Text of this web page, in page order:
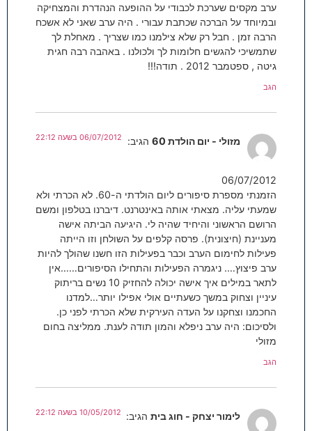
ערב מקסים שערכת לכבודי על ההופעה הנהדרת והמצחיקה
ובמיוחד על הברכה שכתבת עבורי . היה ערב שאני לא אשכח
הרבה זמן . חבל רק שלא צילמנו כמו שצריך . מאחלת לך
שתמשיכי להגשים חלומות לך ולכולנו . באהבה רבה חגית
גיטה , ספטמבר 2012 . תודה!!!
הגב
מזולי - יום הולדת 60 הגיב: 06/07/2012 בשעה 22:12
06/07/2012
הזמנתי מספרת סיפורים ליום הולדתי ה-60. לא הכרתי ולא
שמעתי עליה. מצאתי אותה באינטרנט. דיברנו בטלפון ומשם
הרושם הראשוני והיחיד שהיה לי. היגיעה הביתה אישה
מעניינת (חיצונית). פרסה קלפים על השולחן וזו הייתה
פעילות לחימום הערב וכבר בפעילות הזו חשנו שהולך להיות
ערב פיצוץ…. ניגמרה הפעילות והתחילו הסיפורים……אין
לתאר במילים איך אישה יכולה להחזיק 10 נשים בריתוק
עיניין וצחוק במשך כשעתיים אולי אפילו יותר…למדנו
החכמנו וצחקנו על העדה העירקית שלא הכרתי לפני כן.
ולסיכום: היה ערב ניפלא והמון תודה לענת. ממליצה בחום
מזולי
הגב
לימור יצחק - חוג בית הגיב: 10/05/2012 בשעה 22:12